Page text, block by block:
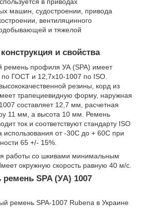
машин, судостроении, привода
вентиляцинного
и тяжелой
и свойства
ремень профиля УА (SPA) имеет
по ГОСТ и 12,7х10-1007 по ISO.
резины, корд из
трапециевидную форму, наружная
составляет 12,7 мм, расчетная
11 мм, а высота 10 мм. Ремень
ток и соответствуют стандарту ISO
использования от -30С до + 60С при
65 +/- 15%.
работы со шкивами минимальным
окружную скорость равную 40 м/с.
SPA (УА) 1007
ремень SPA-1007 Rubena в Украине